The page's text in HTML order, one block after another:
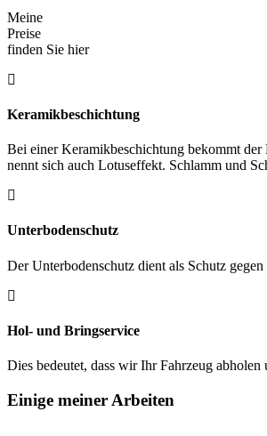
Meine
Preise
finden Sie hier
Keramikbeschichtung
Bei einer Keramikbeschichtung bekommt der
nennt sich auch Lotuseffekt. Schlamm und
Unterbodenschutz
Der Unterbodenschutz dient als Schutz
Hol- und Bringservice
Dies bedeutet, dass wir Ihr Fahrzeug
Einige meiner Arbeiten